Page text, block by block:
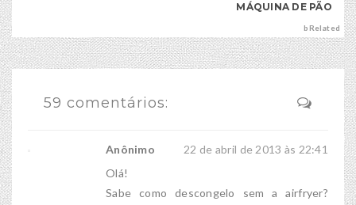
MÁQUINA DE PÃO
bRelated
59 comentários:
Anônimo
22 de abril de 2013 às 22:41
Olá!
Sabe como descongelo sem a airfryer?